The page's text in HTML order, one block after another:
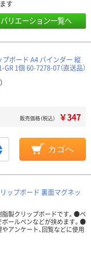
す
バリエーション一覧へ
ボード A4 バインダー 縦
1個 60-7278-07（直送品）
）
販売価格（税込） ￥347
カゴへ
ップボード 裏面マグネッ
製クリップボードです。●ペ
ボールペンなどが挟めます。●
アンケート、回覧などに使用